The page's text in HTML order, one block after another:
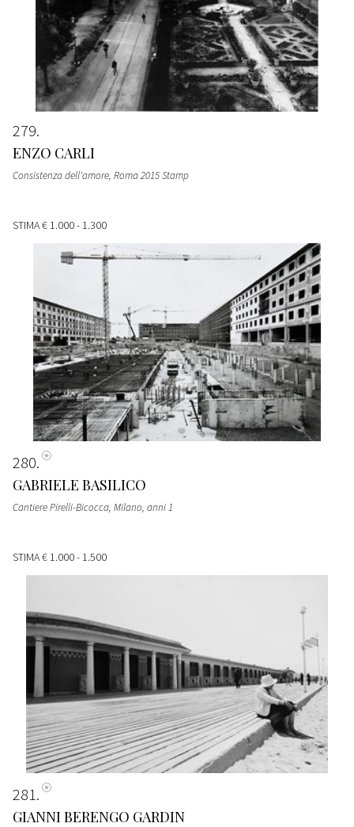
279
ENZO CARLI
Consistenza dell'amore, Roma 2015 Stamp
STIMA€ 1.000 - 1.300
280
GABRIELE BASILICO
Cantiere Pirelli-Bicocca, Milano, anni 1
STIMA€ 1.000 - 1.500
281
GIANNI BERENGO GARDIN